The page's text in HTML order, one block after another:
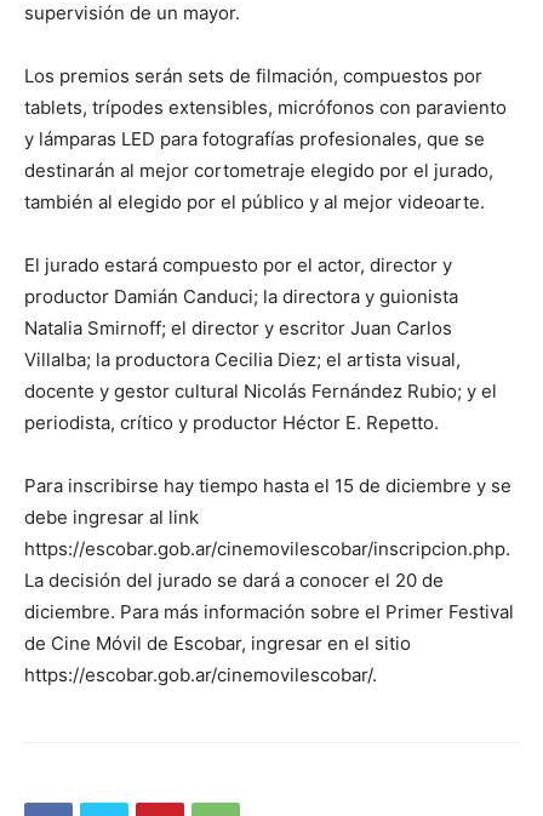
supervisión de un mayor.
Los premios serán sets de filmación, compuestos por
tablets, trípodes extensibles, micrófonos con paraviento
y lámparas LED para fotografías profesionales, que se
destinarán al mejor cortometraje elegido por el jurado,
también al elegido por el público y al mejor videoarte.
El jurado estará compuesto por el actor, director y
productor Damián Canduci; la directora y guionista
Natalia Smirnoff; el director y escritor Juan Carlos
Villalba; la productora Cecilia Diez; el artista visual,
docente y gestor cultural Nicolás Fernández Rubio; y el
periodista, crítico y productor Héctor E. Repetto.
Para inscribirse hay tiempo hasta el 15 de diciembre y se
debe ingresar al link
https://escobar.gob.ar/cinemovilescobar/inscripcion.php.
La decisión del jurado se dará a conocer el 20 de
diciembre. Para más información sobre el Primer Festival
de Cine Móvil de Escobar, ingresar en el sitio
https://escobar.gob.ar/cinemovilescobar/.